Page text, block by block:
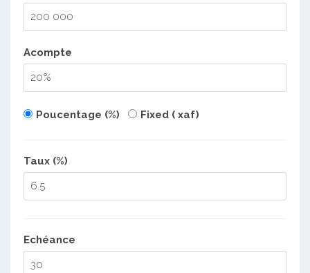
Acompte
Poucentage (%) Fixed ( xaf)
Taux (%)
Echéance